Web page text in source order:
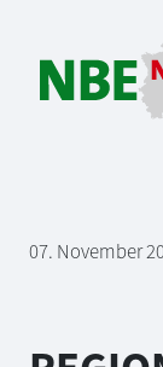
07. November